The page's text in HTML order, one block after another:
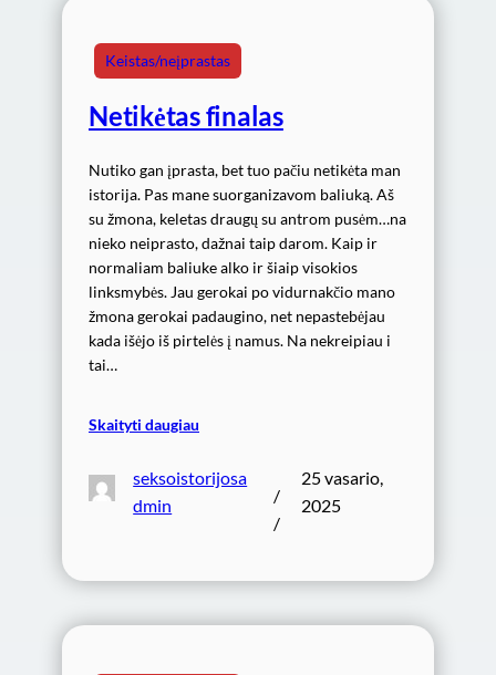
Keistas/neįprastas
Netikėtas finalas
Nutiko gan įprasta, bet tuo pačiu netikėta man
istorija. Pas mane suorganizavom baliuką. Aš
su žmona, keletas draugų su antrom pusėm…na
nieko neiprasto, dažnai taip darom. Kaip ir
normaliam baliuke alko ir šiaip visokios
linksmybės. Jau gerokai po vidurnakčio mano
žmona gerokai padaugino, net nepastebėjau
kada išėjo iš pirtelės į namus. Na nekreipiau i
tai…
Skaityti daugiau
seksoistorijosa
dmin
/
/
25 vasario,
2025